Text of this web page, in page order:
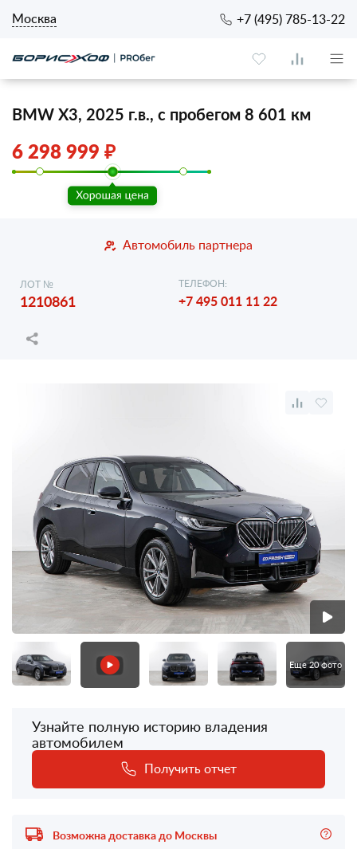
Москва +7 (495) 785-13-22
BMW X3, 2025 г.в., с пробегом 8 601 км
6 298 999 ₽
Автомобиль партнера
ЛОТ №
1210861
ТЕЛЕФОН:
+7 495 011 11 22
Еще 20 фото
Узнайте полную историю владения
автомобилем
Получить отчет
Возможна доставка до Москвы